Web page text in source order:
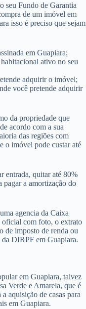
seu Fundo de Garantia
de um imóvel em
isso é preciso que sejam
em Guapiara;
ativo no seu
adquirir o imóvel;
você pretende adquirir
da propriedade que
acordo com a sua
das regiões com
o imóvel pode custar até
entrada, quitar até 80%
pagar a amortização do
agencia da Caixa
oficial com foto, o extrato
de imposto de renda ou
DIRPF em Guapiara.
em Guapiara, talvez
Verde e Amarela, que é
aquisição de casas para
em Guapiara.